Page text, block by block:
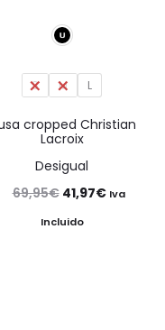
S M L
cropped Christian
Lacroix
Desigual
69,95€ El
precio
41,97€ElIva
Incluido